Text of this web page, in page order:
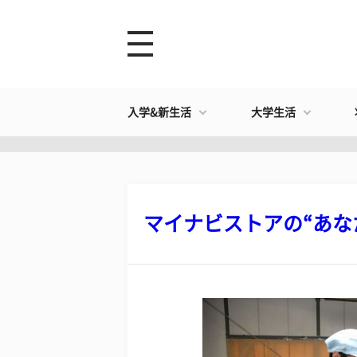
入学&新生活 大学生活
マイナビストアの“あ